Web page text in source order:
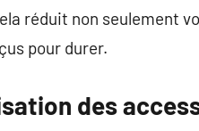
réduit non seulement
pour durer.
des